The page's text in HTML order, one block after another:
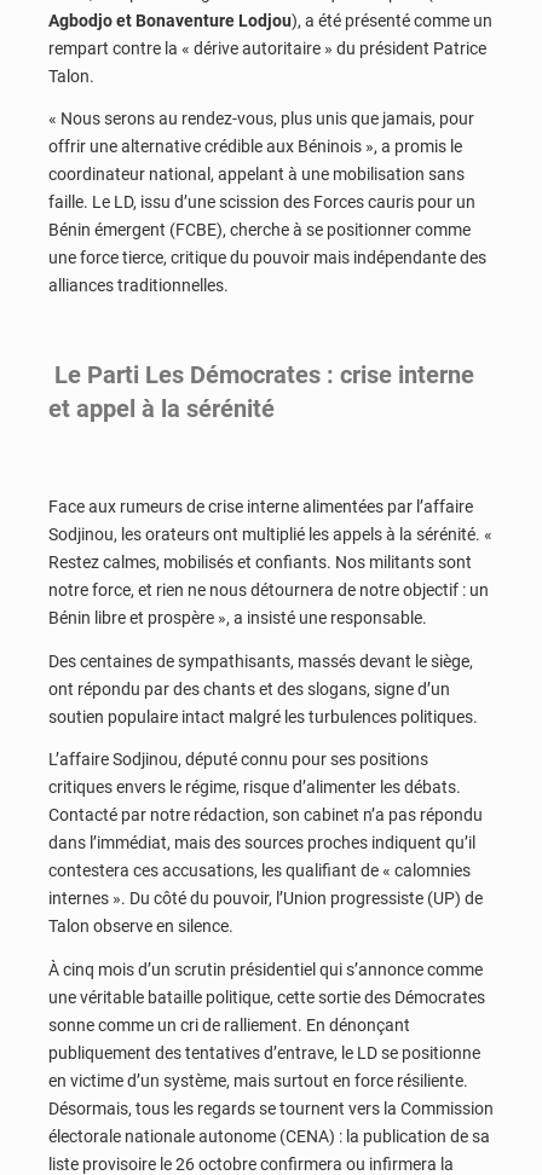
Agbodjo et Bonaventure Lodjou), a été présenté comme un
rempart contre la « dérive autoritaire » du président Patrice
Talon.
« Nous serons au rendez-vous, plus unis que jamais, pour
offrir une alternative crédible aux Béninois », a promis le
coordinateur national, appelant à une mobilisation sans
faille. Le LD, issu d’une scission des Forces cauris pour un
Bénin émergent (FCBE), cherche à se positionner comme
une force tierce, critique du pouvoir mais indépendante des
alliances traditionnelles.
Le Parti Les Démocrates : crise interne
et appel à la sérénité
Face aux rumeurs de crise interne alimentées par l’affaire
Sodjinou, les orateurs ont multiplié les appels à la sérénité. «
Restez calmes, mobilisés et confiants. Nos militants sont
notre force, et rien ne nous détournera de notre objectif : un
Bénin libre et prospère », a insisté une responsable.
Des centaines de sympathisants, massés devant le siège,
ont répondu par des chants et des slogans, signe d’un
soutien populaire intact malgré les turbulences politiques.
L’affaire Sodjinou, député connu pour ses positions
critiques envers le régime, risque d’alimenter les débats.
Contacté par notre rédaction, son cabinet n’a pas répondu
dans l’immédiat, mais des sources proches indiquent qu’il
contestera ces accusations, les qualifiant de « calomnies
internes ». Du côté du pouvoir, l’Union progressiste (UP) de
Talon observe en silence.
À cinq mois d’un scrutin présidentiel qui s’annonce comme
une véritable bataille politique, cette sortie des Démocrates
sonne comme un cri de ralliement. En dénonçant
publiquement des tentatives d’entrave, le LD se positionne
en victime d’un système, mais surtout en force résiliente.
Désormais, tous les regards se tournent vers la Commission
électorale nationale autonome (CENA) : la publication de sa
liste provisoire le 26 octobre confirmera ou infirmera la